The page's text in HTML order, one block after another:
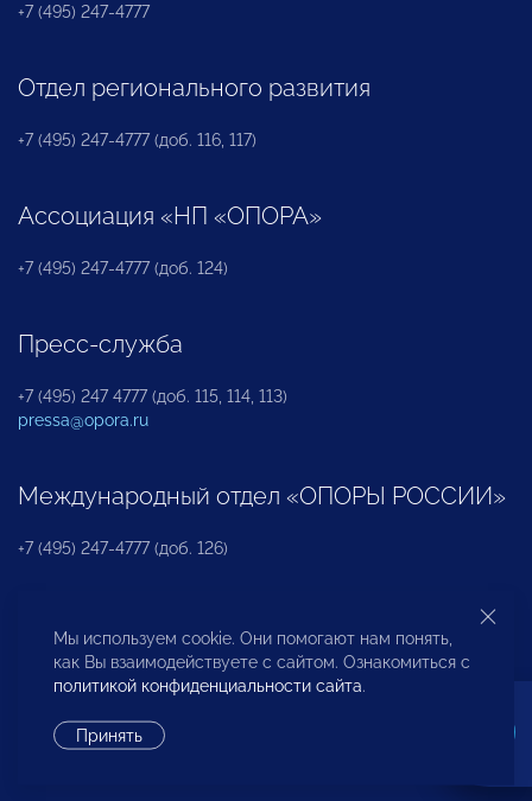
+7 (495) 247-4777
Отдел регионального развития
+7 (495) 247-4777 (доб. 116, 117)
Ассоциация «НП «ОПОРА»
+7 (495) 247-4777 (доб. 124)
Пресс-служба
+7 (495) 247 4777 (доб. 115, 114, 113)
pressa@opora.ru
Международный отдел «ОПОРЫ РОССИИ»
+7 (495) 247-4777 (доб. 126)
Бюро по защите прав предпринимателей и
инвесторов
Мы используем cookie. Они помогают нам понять,
как Вы взаимодействуете с сайтом. Ознакомиться с
политикой конфиденциальности сайта.
Принять